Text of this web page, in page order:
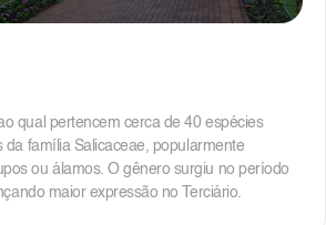
qual pertencem cerca de 40 espécies
da família Salicaceae, popularmente
ou álamos. O gênero surgiu no período
maior expressão no Terciário.